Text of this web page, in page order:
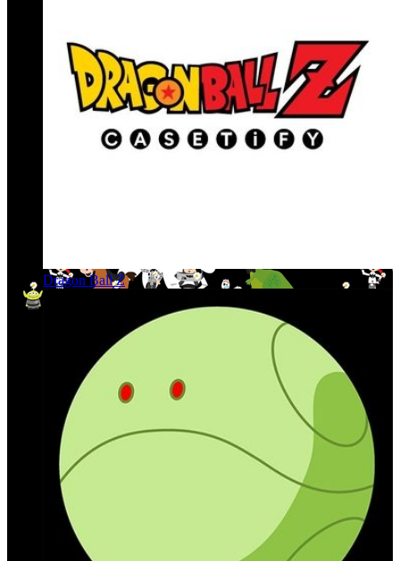
Dragon Ball Z